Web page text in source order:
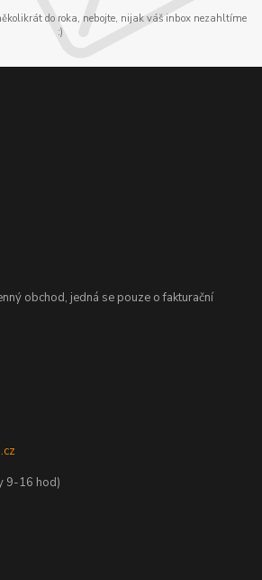
do roka, nebojte, nijak váš inbox nezahltíme
:)
obchod, jedná se pouze o fakturační
9-16 hod)